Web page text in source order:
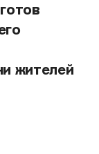
жителей